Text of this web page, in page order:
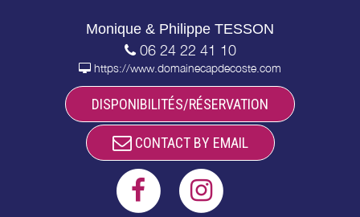
Monique & Philippe TESSON
06 24 22 41 10
https://www.domainecapdecoste.com
DISPONIBILITÉS/RÉSERVATION
CONTACT BY EMAIL